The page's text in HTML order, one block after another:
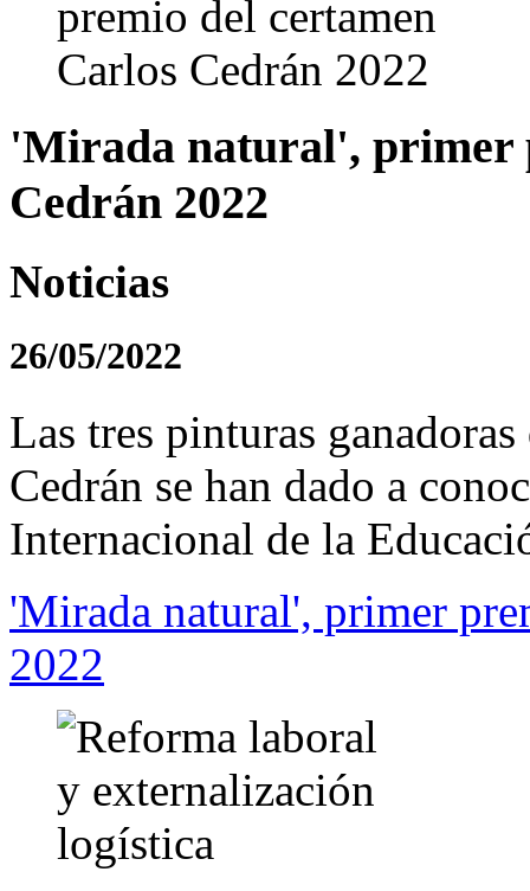
'Mirada natural', primer
Cedrán 2022
Noticias
26/05/2022
Las tres pinturas
Cedrán se han dado a
Internacional de la
'Mirada natural', primer
2022